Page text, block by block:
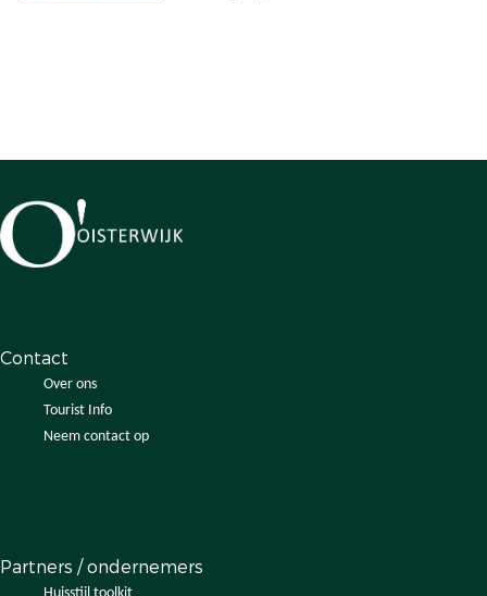
Contact
Over ons
Tourist Info
Neem contact op
Partners / ondernemers